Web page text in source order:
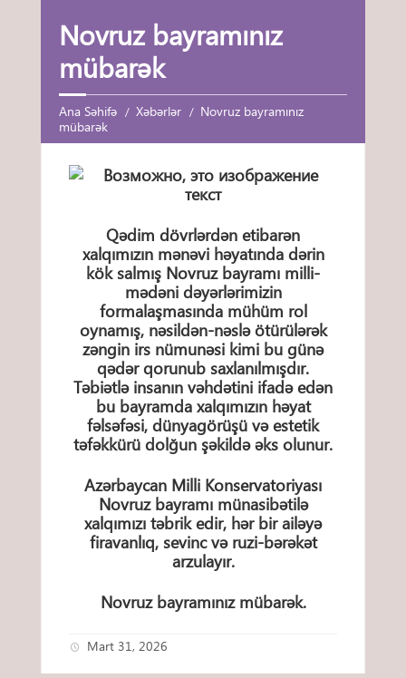
Novruz bayramınız
mübarək
Ana Səhifə Xəbərlər
Novruz bayramınız
mübarək
Qədim dövrlərdən etibarən
xalqımızın mənəvi həyatında dərin
kök salmış Novruz bayramı milli-
mədəni dəyərlərimizin
formalaşmasında mühüm rol
oynamış, nəsildən-nəslə ötürülərək
zəngin irs nümunəsi kimi bu günə
qədər qorunub saxlanılmışdır.
Təbiətlə insanın vəhdətini ifadə edən
bu bayramda xalqımızın həyat
fəlsəfəsi, dünyagörüşü və estetik
təfəkkürü dolğun şəkildə əks olunur.
Azərbaycan Milli Konservatoriyası
Novruz bayramı münasibətilə
xalqımızı təbrik edir, hər bir ailəyə
firavanlıq, sevinc və ruzi-bərəkət
arzulayır.
Novruz bayramınız mübarək.
Mart 31, 2026